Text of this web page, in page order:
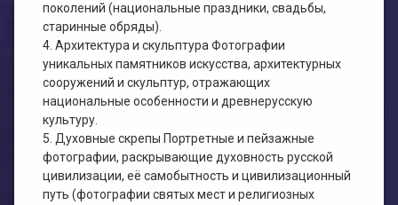
поколений (национальные праздники, свадьбы,
старинные обряды).
4. Архитектура и скульптура Фотографии
уникальных памятников искусства, архитектурных
сооружений и скульптур, отражающих
национальные особенности и древнерусскую
культуру.
5. Духовные скрепы Портретные и пейзажные
фотографии, раскрывающие духовность русской
цивилизации, её самобытность и цивилизационный
путь (фотографии святых мест и религиозных